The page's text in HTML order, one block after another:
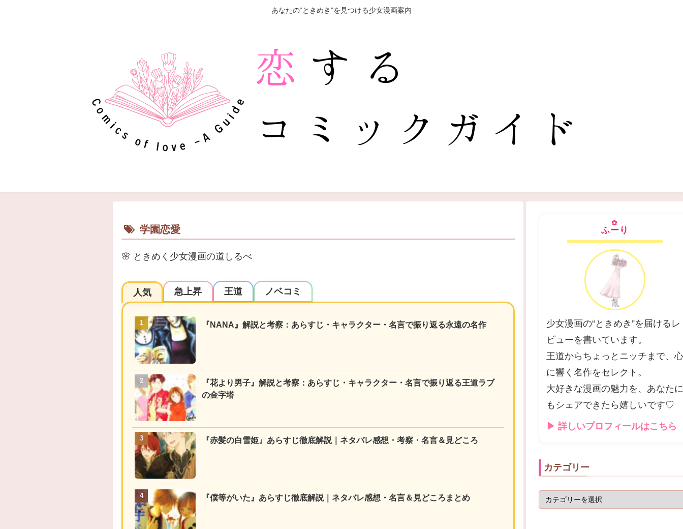
あなたの“ときめき”を見つける少女漫画案内
学園恋愛
🌸 ときめく少女漫画の道しるべ
人気 急上昇 王道 ノベコミ
『NANA』解説と考察：あらすじ・キャラクター・名言で振り返る永遠の名作
『花より男子』解説と考察：あらすじ・キャラクター・名言で振り返る王道ラブ
の金字塔
『赤髪の白雪姫』あらすじ徹底解説｜ネタバレ感想・考察・名言＆見どころ
『僕等がいた』あらすじ徹底解説｜ネタバレ感想・名言＆見どころまとめ
ふーり
少女漫画の“ときめき”を届けるレ
ビューを書いています。
王道からちょっとニッチまで、心
に響く名作をセレクト。
大好きな漫画の魅力を、あなたに
もシェアできたら嬉しいです♡
▶ 詳しいプロフィールはこちら
カテゴリー